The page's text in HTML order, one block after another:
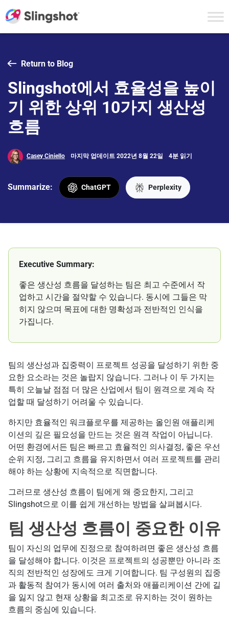
Return to Blog
Slingshot에서 효율성을 높이
기 위한 상위 10가지 생산성
흐름
Casey Ciniello 마지막 업데이트 2022년 8월 22일 4분 읽기
Summarize: ChatGPT Perplexity
Executive Summary:
좋은 생산성 흐름을 달성하는 팀은 최고 수준에서 작
업하고 시간을 절약할 수 있습니다. 동시에 그들은 막
히지 않으며 목표에 대한 명확성과 전반적인 인식을
가집니다.
팀의 생산성과 집중력이 프로젝트 성공을 달성하기 위한 중
요한 요소라는 것은 놀랍지 않습니다. 그러나 이 두 가지는
특히 오늘날 점점 더 많은 산업에서 팀이 원격으로 계속 작
업할 때 달성하기 어려울 수 있습니다.
하지만 효율적인 워크플로우를 제공하는 올인원 애플리케
이션의 깊은 필요성을 만드는 것은 원격 작업이 아닙니다.
어떤 환경에서든 팀은 빠르고 효율적인 의사결정, 좋은 우선
순위 지정, 그리고 흐름을 유지하면서 여러 프로젝트를 관리
해야 하는 상황에 지속적으로 직면합니다.
그러므로 생산성 흐름이 팀에게 왜 중요한지, 그리고
Slingshot으로 이를 쉽게 개선하는 방법을 살펴봅시다.
팀 생산성 흐름이 중요한 이유
팀이 자신의 업무에 진정으로 참여하려면 좋은 생산성 흐름
을 달성해야 합니다. 이것은 프로젝트의 성공뿐만 아니라 조
직의 전반적인 성장에도 크게 기여합니다. 팀 구성원의 집중
과 활동적 참여가 동시에 여러 출처와 애플리케이션 간에 길
을 잃지 않고 현재 상황을 최고조로 유지하는 것이 원하는
흐름의 중심에 있습니다.